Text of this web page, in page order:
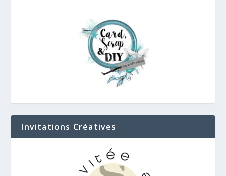
Invitations Créatives